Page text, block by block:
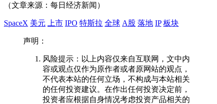
（文章来源：每日经济新闻）
SpaceX 美元 上市 IPO 特斯拉 全球 A股 落地 IP 板块
声明：
风险提示：以上内容仅来自互联网，文中内
容或观点仅作为原作者或者原网站的观点，
不代表本站的任何立场，不构成与本站相关
的任何投资建议。在作出任何投资决定前，
投资者应根据自身情况考虑投资产品相关的